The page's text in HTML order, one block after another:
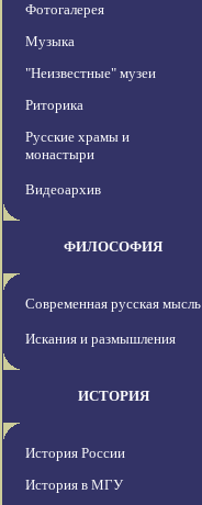
Фотогалерея
Музыка
"Неизвестные" музеи
Риторика
Русские храмы и
монастыри
Видеоархив
ФИЛОСОФИЯ
Современная русская мысль
Искания и размышления
ИСТОРИЯ
История России
История в МГУ